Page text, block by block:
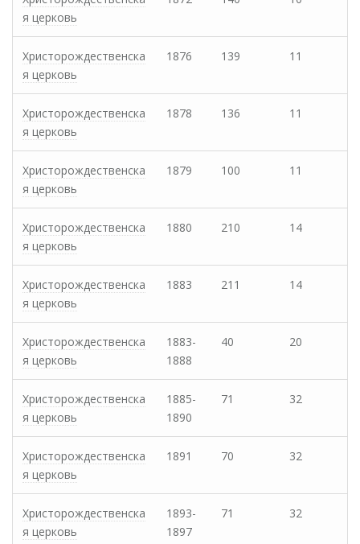
я церковь
Христорождественска
я церковь
1876 139 11
Христорождественска
я церковь
1878 136 11
Христорождественска
я церковь
1879 100 11
Христорождественска
я церковь
1880 210 14
Христорождественска
я церковь
1883 211 14
Христорождественска
я церковь
1883-
1888
40 20
Христорождественска
я церковь
1885-
1890
71 32
Христорождественска
я церковь
1891 70 32
Христорождественска
я церковь
1893-
1897
71 32